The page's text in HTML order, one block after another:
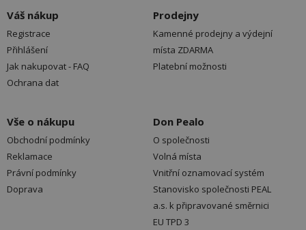
Váš nákup
Registrace
Přihlášení
Jak nakupovat - FAQ
Ochrana dat
Prodejny
Kamenné prodejny a výdejní
místa ZDARMA
Platební možnosti
Vše o nákupu
Obchodní podmínky
Reklamace
Právní podmínky
Doprava
Don Pealo
O společnosti
Volná místa
Vnitřní oznamovací systém
Stanovisko společnosti PEAL
a.s. k připravované směrnici
EU TPD 3